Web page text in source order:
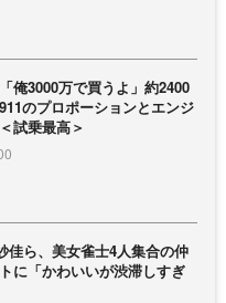
俺3000万で買うよ」約2400
のプロポーションとエンジ
試乗最高＞
佳ら、美女雀士4人集合の仲
に「かわいいが渋滞しすぎ